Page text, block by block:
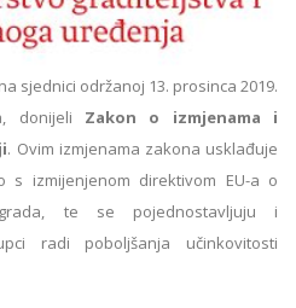
sjednici održanoj 13. prosinca 2019.
donijeli Zakon o izmjenama i
. Ovim izmjenama zakona usklađuje
s izmijenjenom direktivom EU-a o
te se pojednostavljuju i
radi poboljšanja učinkovitosti